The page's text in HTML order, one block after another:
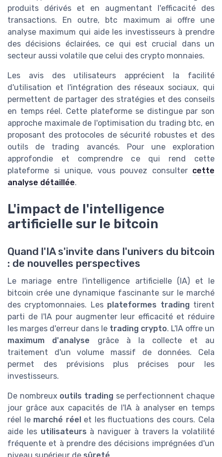
produits dérivés et en augmentant l'efficacité des
transactions. En outre, btc maximum ai offre une
analyse maximum qui aide les investisseurs à prendre
des décisions éclairées, ce qui est crucial dans un
secteur aussi volatile que celui des crypto monnaies.
Les avis des utilisateurs apprécient la facilité
d'utilisation et l'intégration des réseaux sociaux, qui
permettent de partager des stratégies et des conseils
en temps réel. Cette plateforme se distingue par son
approche maximale de l'optimisation du trading btc, en
proposant des protocoles de sécurité robustes et des
outils de trading avancés. Pour une exploration
approfondie et comprendre ce qui rend cette
plateforme si unique, vous pouvez consulter cette
analyse détaillée.
L'impact de l'intelligence
artificielle sur le bitcoin
Quand l'IA s'invite dans l'univers du bitcoin
: de nouvelles perspectives
Le mariage entre l'intelligence artificielle (IA) et le
bitcoin crée une dynamique fascinante sur le marché
des cryptomonnaies. Les plateformes trading tirent
parti de l'IA pour augmenter leur efficacité et réduire
les marges d'erreur dans le trading crypto. L'IA offre un
maximum d'analyse grâce à la collecte et au
traitement d'un volume massif de données. Cela
permet des prévisions plus précises pour les
investisseurs.
De nombreux outils trading se perfectionnent chaque
jour grâce aux capacités de l'IA à analyser en temps
réel le marché réel et les fluctuations des cours. Cela
aide les utilisateurs à naviguer à travers la volatilité
fréquente et à prendre des décisions imprégnées d'un